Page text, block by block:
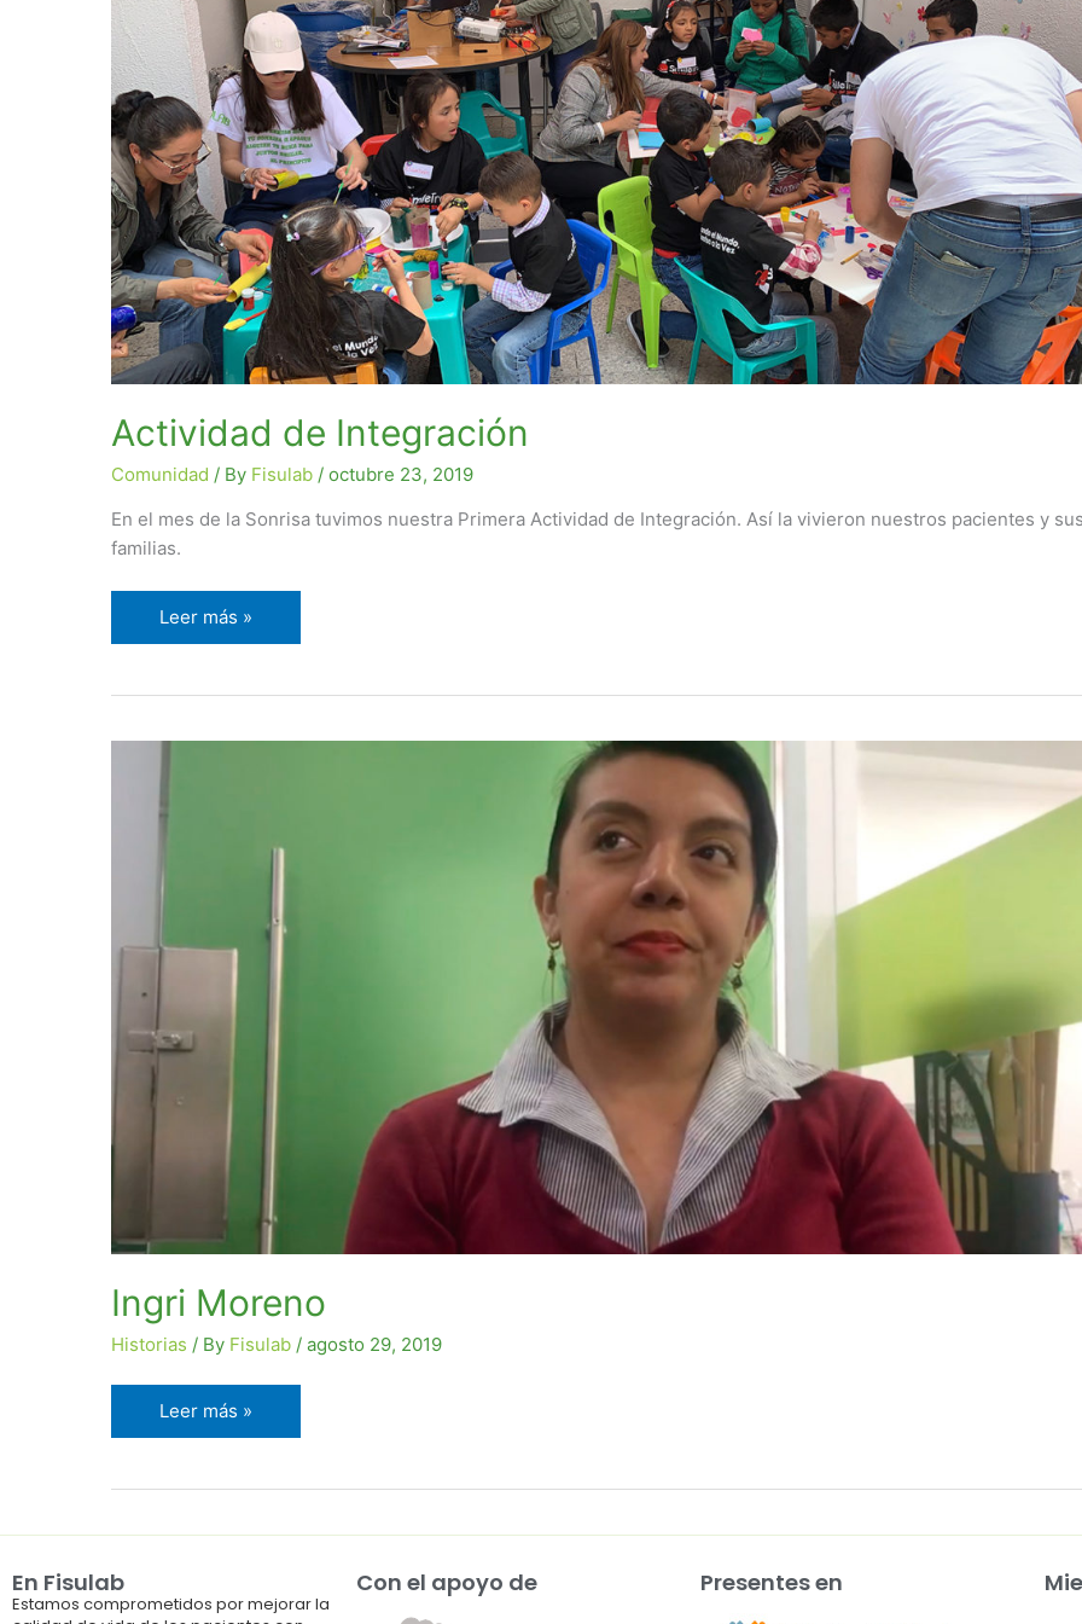
Actividad de Integración
Comunidad / By Fisulab / octubre 23, 2019
En el mes de la Sonrisa tuvimos nuestra Primera Actividad de Integración. Así la vivieron nuestros pacientes y
familias.
Leer más »
Ingri Moreno
Historias / By Fisulab / agosto 29, 2019
Leer más »
En Fisulab
Estamos comprometidos por mejorar la
Con el apoyo de Presentes en